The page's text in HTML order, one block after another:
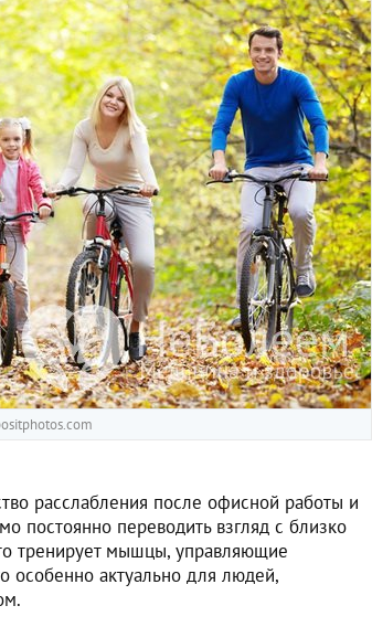
расслабления после офисной работы и
постоянно переводить взгляд с близко
тренирует мышцы, управляющие
особенно актуально для людей,